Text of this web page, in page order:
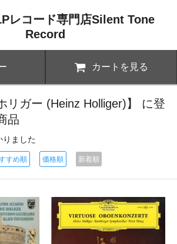
レコード専門店Silent Tone
Record
カートを見る
リガー (Heinz Holliger)】 に登
品
りました
すめ順 価格順 新着順